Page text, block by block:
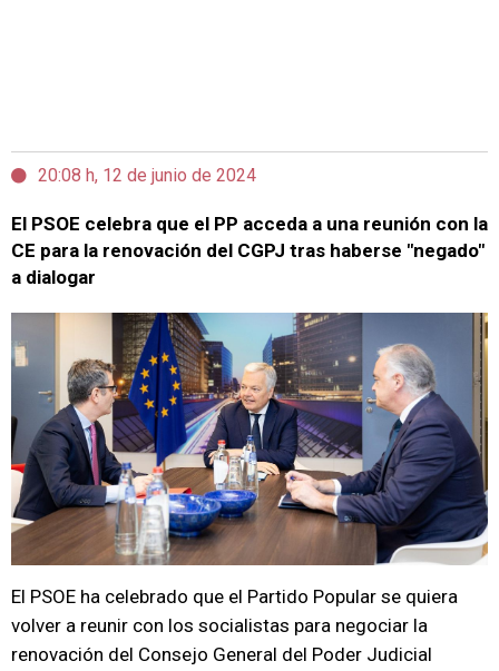
20:08 h, 12 de junio de 2024
El PSOE celebra que el PP acceda a una reunión con la
CE para la renovación del CGPJ tras haberse "negado"
a dialogar
El PSOE ha celebrado que el Partido Popular se quiera
volver a reunir con los socialistas para negociar la
renovación del Consejo General del Poder Judicial